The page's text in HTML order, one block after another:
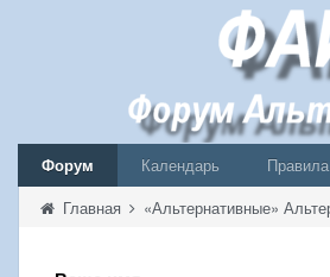
Форум Календарь
Главная «Альтернативные»